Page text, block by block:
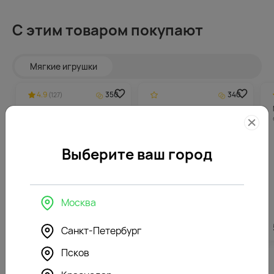
С этим товаром покупают
Мягкие игрушки
4.9 (127)
350
Мягкая игрушка
6988₽
340
Мягкая игрушка Мишка
Выберите ваш город
Москва
Санкт-Петербург
Псков